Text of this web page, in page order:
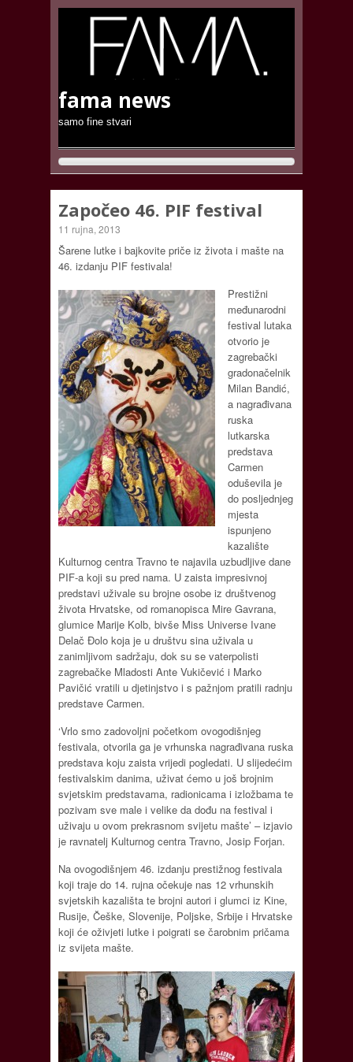
fama news
samo fine stvari
Započeo 46. PIF festival
11 rujna, 2013
Šarene lutke i bajkovite priče iz života i mašte na
46. izdanju PIF festivala!
Prestižni
međunarodni
festival lutaka
otvorio je
zagrebački
gradonačelnik
Milan Bandić,
a nagrađivana
ruska
lutkarska
predstava
Carmen
oduševila je
do posljednjeg
mjesta
ispunjeno
kazalište
Kulturnog centra Travno te najavila uzbudljive dane
PIF-a koji su pred nama. U zaista impresivnoj
predstavi uživale su brojne osobe iz društvenog
života Hrvatske, od romanopisca Mire Gavrana,
glumice Marije Kolb, bivše Miss Universe Ivane
Delač Đolo koja je u društvu sina uživala u
zanimljivom sadržaju, dok su se vaterpolisti
zagrebačke Mladosti Ante Vukičević i Marko
Pavičić vratili u djetinjstvo i s pažnjom pratili radnju
predstave Carmen.
‘Vrlo smo zadovoljni početkom ovogodišnjeg
festivala, otvorila ga je vrhunska nagrađivana ruska
predstava koju zaista vrijedi pogledati. U slijedećim
festivalskim danima, uživat ćemo u još brojnim
svjetskim predstavama, radionicama i izložbama te
pozivam sve male i velike da dođu na festival i
uživaju u ovom prekrasnom svijetu mašte’ – izjavio
je ravnatelj Kulturnog centra Travno, Josip Forjan.
Na ovogodišnjem 46. izdanju prestižnog festivala
koji traje do 14. rujna očekuje nas 12 vrhunskih
svjetskih kazališta te brojni autori i glumci iz Kine,
Rusije, Češke, Slovenije, Poljske, Srbije i Hrvatske
koji će oživjeti lutke i poigrati se čarobnim pričama
iz svijeta mašte.